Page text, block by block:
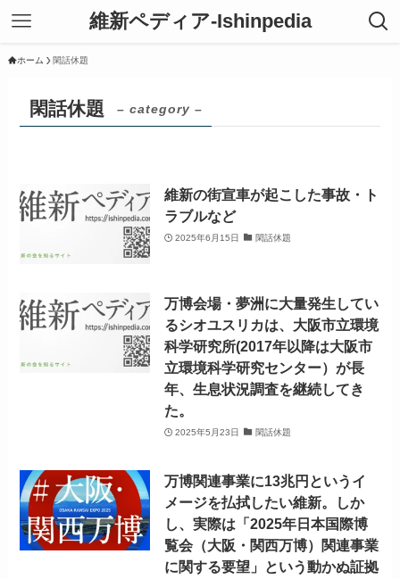
維新ペディア-Ishinpedia
ホーム 閑話休題
閑話休題 – category –
維新の街宣車が起こした事故・ト
ラブルなど
2025年6月15日 閑話休題
万博会場・夢洲に大量発生してい
るシオユスリカは、大阪市立環境
科学研究所(2017年以降は大阪市
立環境科学研究センター）が長
年、生息状況調査を継続してき
た。
2025年5月23日 閑話休題
万博関連事業に13兆円というイ
メージを払拭したい維新。しか
し、実際は「2025年日本国際博
覧会（大阪・関西万博）関連事業
に関する要望」という動かぬ証拠